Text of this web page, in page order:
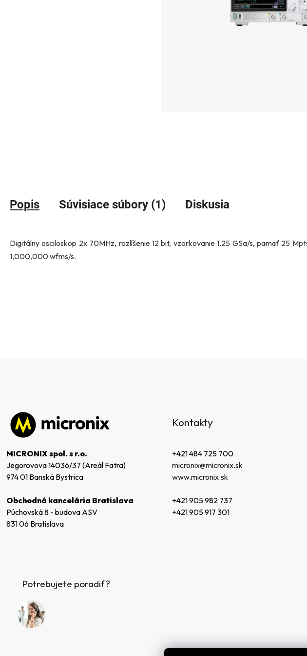
Popis Súvisiace súbory (1) Diskusia
Digitálny osciloskop 2x 70MHz, rozlíšenie 12 bit, vzorkovanie 1.25 GSa/s, pamäť 25
1,000,000 wfms/s.
MICRONIX spol. s r.o.
Jegorovova 14036/37 (Areál Fatra)
974 01 Banská Bystrica
Obchodná kancelária Bratislava
Púchovská 8 - budova ASV
831 06 Bratislava
Kontakty
+421 484 725 700
micronix@micronix.sk
www.micronix.sk
+421 905 982 737
+421 905 917 301
Potrebujete poradiť?